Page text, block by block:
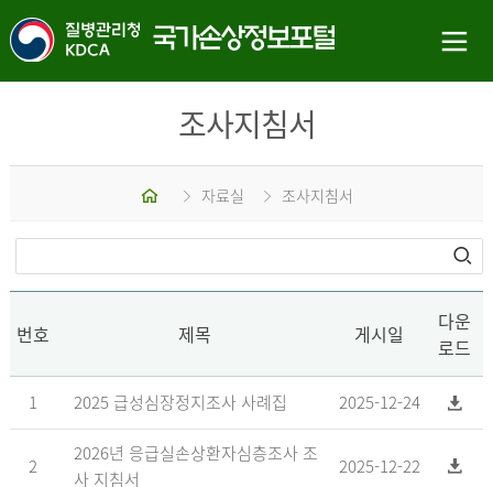
조사지침서
홈 자료실 조사지침서
번호 제목 게시일
다운
로드
1 2025 급성심장정지조사 사례집 2025-12-24
2
2026년 응급실손상환자심층조사 조
사 지침서
2025-12-22